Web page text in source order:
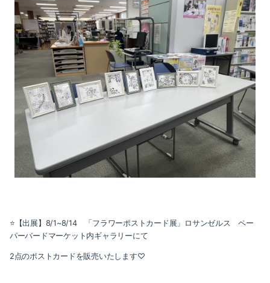
⭐️【出展】8/1~8/14 「フラワーポストカード展」ロサンゼルス ペー
パーバードマーケット内ギャラリーにて
2点のポストカードを販売いたします♡